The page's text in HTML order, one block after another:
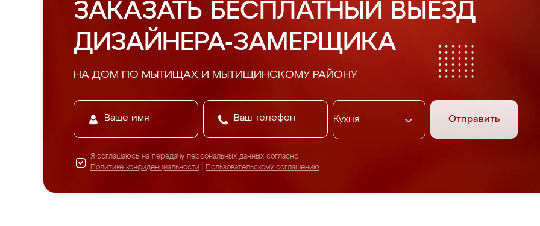
ЗАКАЗАТЬ БЕСПЛАТНЫЙ ВЫЕЗД
ДИЗАЙНЕРА-ЗАМЕРЩИКА
НА ДОМ ПО МЫТИЩАХ И МЫТИЩИНСКОМУ РАЙОНУ
Отправить
Я соглашаюсь на передачу персональных данных согласно
Политике конфиденциальности
Пользовательскому соглашению